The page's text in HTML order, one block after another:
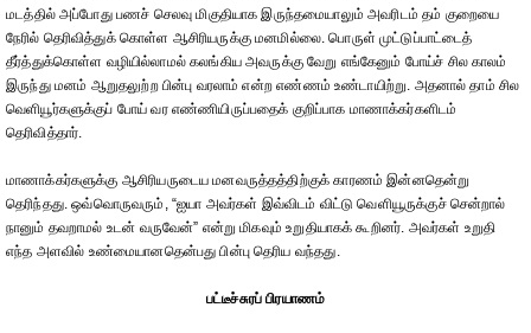
மடத்தில் அப்போது பணச் செலவு மிகுதியாக இருந்தமையாலும் அவரிடம் தம் குறையை
நேரில் தெரிவித்துக் கொள்ள ஆசிரியருக்கு மனமில்லை. பொருள் முட்டுப்பாட்டைத்
தீர்த்துக்கொள்ள வழியில்லாமல் கலங்கிய அவருக்கு வேறு எங்கேனும் போய்ச் சில காலம்
இருந்து மனம் ஆறுதலுற்ற பின்பு வரலாம் என்ற எண்ணம் உண்டாயிற்று. அதனால் தாம் சில
வெளியூர்களுக்குப் போய் வர எண்ணியிருப்பதைக் குறிப்பாக மாணாக்கர்களிடம்
தெரிவித்தார்.
மாணாக்கர்களுக்கு ஆசிரியருடைய மனவருத்தத்திற்குக் காரணம் இன்னதென்று
தெரிந்தது. ஒவ்வொருவரும், “ஐயா அவர்கள் இவ்விடம் விட்டு வெளியூருக்குச் சென்றால்
நானும் தவறாமல் உடன் வருவேன்” என்று மிகவும் உறுதியாகக் கூறினர். அவர்கள் உறுதி
எந்த அளவில் உண்மையானதென்பது பின்பு தெரிய வந்தது.
பட்டீச்சுரப் பிரயாணம்